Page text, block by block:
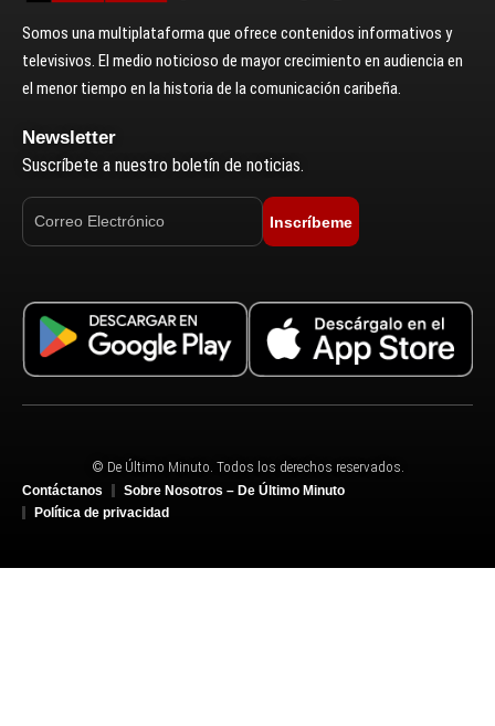
Somos una multiplataforma que ofrece contenidos informativos y
televisivos. El medio noticioso de mayor crecimiento en audiencia en
el menor tiempo en la historia de la comunicación caribeña.
Newsletter
Suscríbete a nuestro boletín de noticias.
Inscríbeme
© De Último Minuto. Todos los derechos reservados.
Contáctanos
Sobre Nosotros – De Último Minuto
Política de privacidad